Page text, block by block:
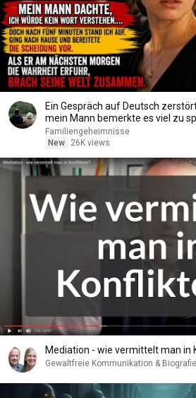
Ein Gespräch auf Deutsch
mein Mann bemerkte es viel zu
Familiengeheimnisse
New
26K views
Mediation - wie vermittelt man in
Gewaltfreie Kommunikation &